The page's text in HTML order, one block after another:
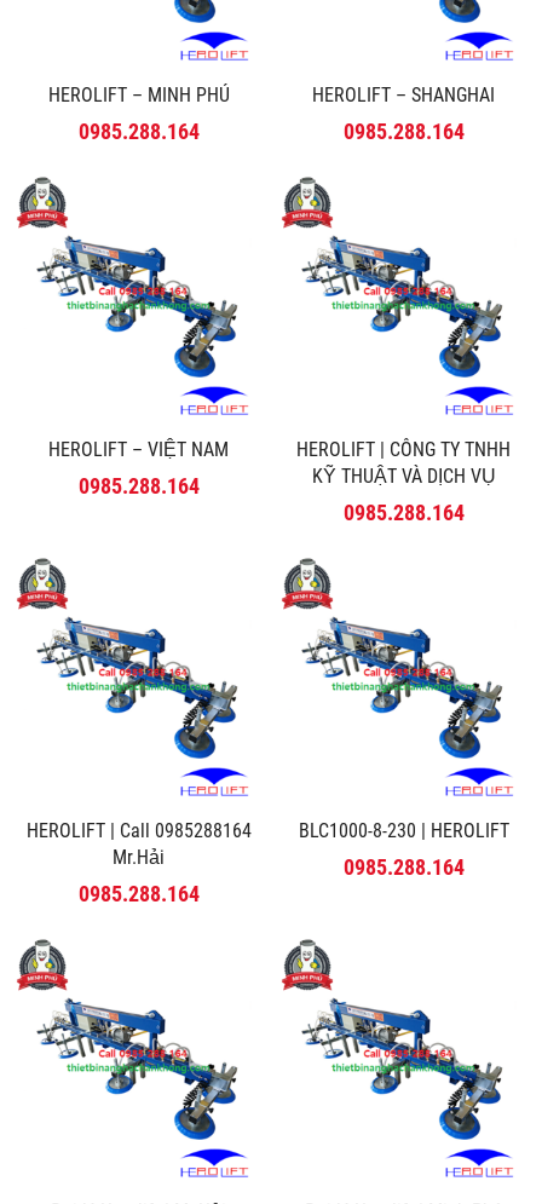
HEROLIFT – MINH PHÚ
0985.288.164
HEROLIFT – SHANGHAI
0985.288.164
HEROLIFT – VIỆT NAM
0985.288.164
HEROLIFT | CÔNG TY TNHH
KỸ THUẬT VÀ DỊCH VỤ
MINH PHÚ
0985.288.164
HEROLIFT | Call 0985288164
Mr.Hải
0985.288.164
BLC1000-8-230 | HEROLIFT
0985.288.164